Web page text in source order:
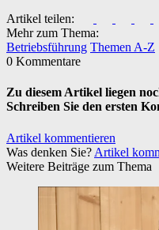
Artikel teilen:
Mehr zum Thema:
Betriebsführung Themen A-Z
0 Kommentare
Zu diesem Artikel liegen
Schreiben Sie den ersten
Artikel kommentieren
Was denken Sie? Artikel
Weitere Beiträge zum Thema